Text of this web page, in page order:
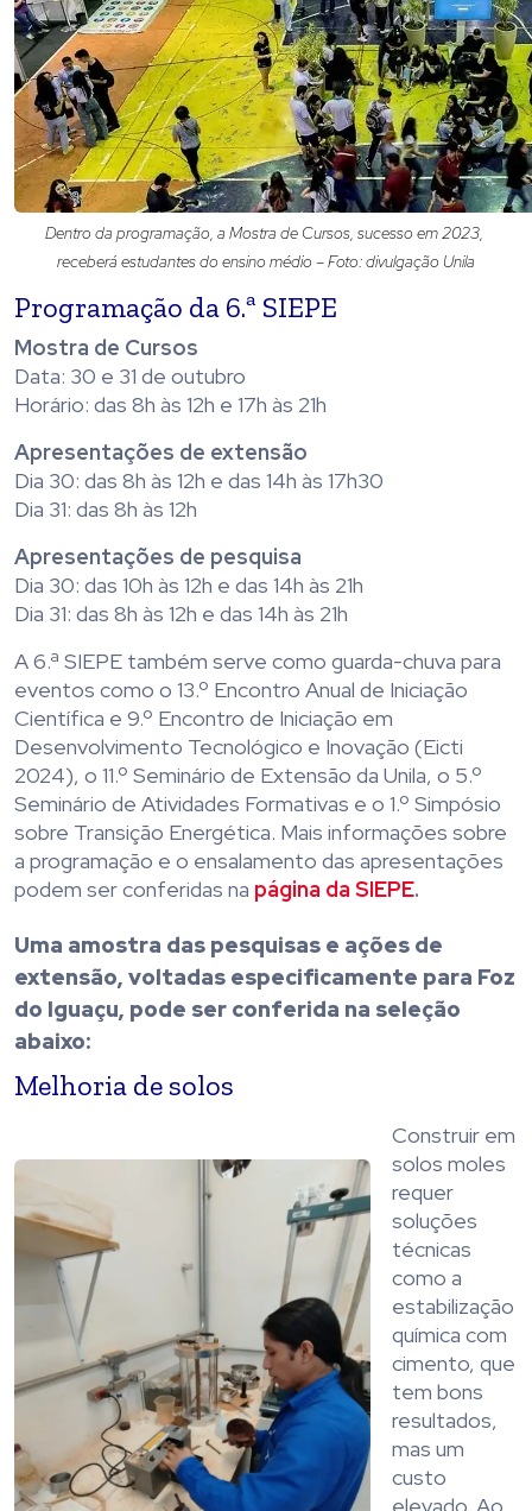
Dentro da programação, a Mostra de Cursos, sucesso em 2023,
receberá estudantes do ensino médio – Foto: divulgação Unila
Programação da 6.ª SIEPE
Mostra de Cursos
Data: 30 e 31 de outubro
Horário: das 8h às 12h e 17h às 21h
Apresentações de extensão
Dia 30: das 8h às 12h e das 14h às 17h30
Dia 31: das 8h às 12h
Apresentações de pesquisa
Dia 30: das 10h às 12h e das 14h às 21h
Dia 31: das 8h às 12h e das 14h às 21h
A 6.ª SIEPE também serve como guarda-chuva para
eventos como o 13.º Encontro Anual de Iniciação
Científica e 9.º Encontro de Iniciação em
Desenvolvimento Tecnológico e Inovação (Eicti
2024), o 11.º Seminário de Extensão da Unila, o 5.º
Seminário de Atividades Formativas e o 1.º Simpósio
sobre Transição Energética. Mais informações sobre
a programação e o ensalamento das apresentações
podem ser conferidas na página da SIEPE.
Uma amostra das pesquisas e ações de
extensão, voltadas especificamente para Foz
do Iguaçu, pode ser conferida na seleção
abaixo:
Melhoria de solos
Construir em
solos moles
requer
soluções
técnicas
como a
estabilização
química com
cimento, que
tem bons
resultados,
mas um
custo